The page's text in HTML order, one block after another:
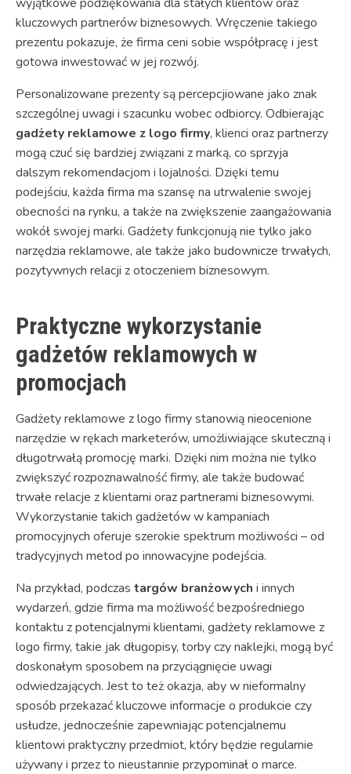
kluczowych partnerów biznesowych. Wręczenie takiego
prezentu pokazuje, że firma ceni sobie współpracę i jest
gotowa inwestować w jej rozwój.
Personalizowane prezenty są percepcjiowane jako znak
szczególnej uwagi i szacunku wobec odbiorcy. Odbierając
gadżety reklamowe z logo firmy, klienci oraz partnerzy
mogą czuć się bardziej związani z marką, co sprzyja
dalszym rekomendacjom i lojalności. Dzięki temu
podejściu, każda firma ma szansę na utrwalenie swojej
obecności na rynku, a także na zwiększenie zaangażowania
wokół swojej marki. Gadżety funkcjonują nie tylko jako
narzędzia reklamowe, ale także jako budownicze trwałych,
pozytywnych relacji z otoczeniem biznesowym.
Praktyczne wykorzystanie
gadżetów reklamowych w
promocjach
Gadżety reklamowe z logo firmy stanowią nieocenione
narzędzie w rękach marketerów, umożliwiające skuteczną i
długotrwałą promocję marki. Dzięki nim można nie tylko
zwiększyć rozpoznawalność firmy, ale także budować
trwałe relacje z klientami oraz partnerami biznesowymi.
Wykorzystanie takich gadżetów w kampaniach
promocyjnych oferuje szerokie spektrum możliwości – od
tradycyjnych metod po innowacyjne podejścia.
Na przykład, podczas targów branżowych i innych
wydarzeń, gdzie firma ma możliwość bezpośredniego
kontaktu z potencjalnymi klientami, gadżety reklamowe z
logo firmy, takie jak długopisy, torby czy naklejki, mogą być
doskonałym sposobem na przyciągnięcie uwagi
odwiedzających. Jest to też okazja, aby w nieformalny
sposób przekazać kluczowe informacje o produkcie czy
usłudze, jednocześnie zapewniając potencjalnemu
klientowi praktyczny przedmiot, który będzie regularnie
używany i przez to nieustannie przypominał o marce.